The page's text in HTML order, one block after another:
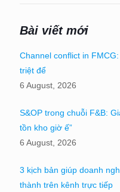
Bài viết mới
Channel conflict in
triệt để
6 August, 2026
S&OP trong chuỗi F&B:
tồn kho giờ ế”
6 August, 2026
3 kịch bản giúp doanh
thành trên kênh trực tiếp